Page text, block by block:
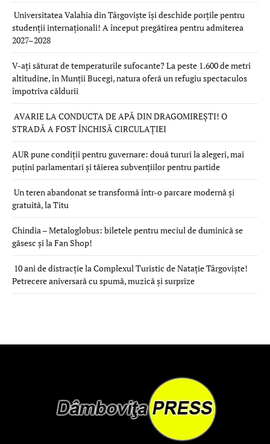
Universitatea Valahia din Târgoviște își deschide porțile pentru
studenții internaționali! A început pregătirea pentru admiterea
2027–2028
V-ați săturat de temperaturile sufocante? La peste 1.600 de metri
altitudine, în Munții Bucegi, natura oferă un refugiu spectaculos
împotriva căldurii
AVARIE LA CONDUCTA DE APĂ DIN DRAGOMIREȘTI! O
STRADĂ A FOST ÎNCHISĂ CIRCULAȚIEI
AUR pune condiții pentru guvernare: două tururi la alegeri, mai
puțini parlamentari și tăierea subvențiilor pentru partide
Un teren abandonat se transformă într-o parcare modernă și
gratuită, la Titu
Chindia – Metaloglobus: biletele pentru meciul de duminică se
găsesc și la Fan Shop!
10 ani de distracție la Complexul Turistic de Natație Târgoviște!
Petrecere aniversară cu spumă, muzică și surprize